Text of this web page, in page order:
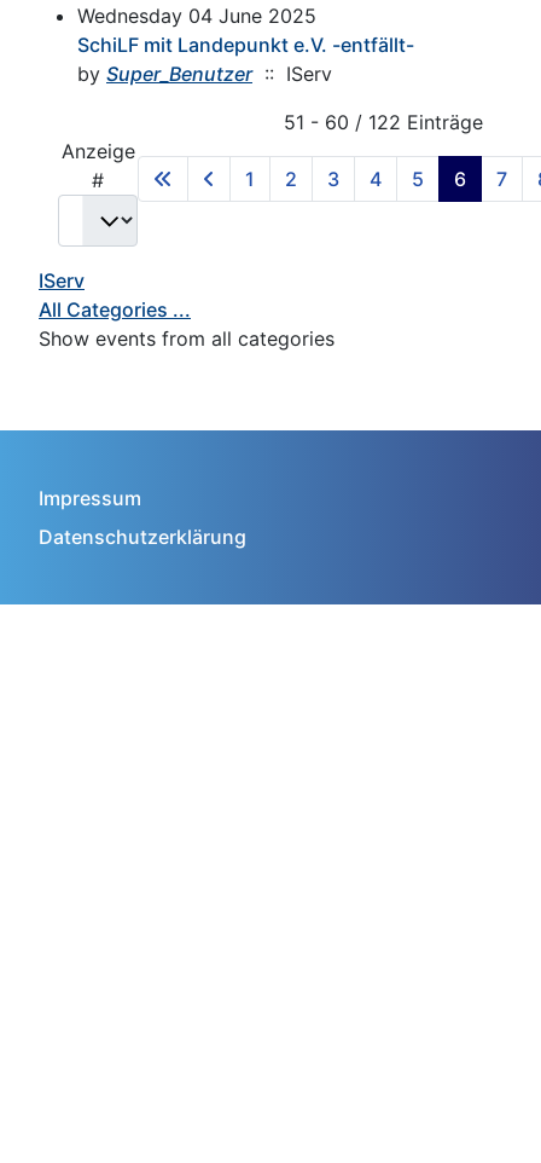
Wednesday 04 June 2025
SchiLF mit Landepunkt e.V. -entfällt-
by Super_Benutzer:: IServ
51 - 60 / 122 Einträge
Anzeige
#
1 2 3 4 5 6 7
IServ
All Categories ...
Show events from all categories
Impressum
Datenschutzerklärung